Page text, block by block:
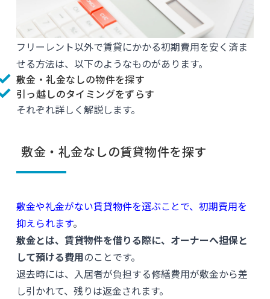
フリーレント以外で賃貸にかかる初期費用を安く済ま
せる方法は、以下のようなものがあります。
敷金・礼金なしの物件を探す
引っ越しのタイミングをずらす
それぞれ詳しく解説します。
敷金・礼金なしの賃貸物件を探す
敷金や礼金がない賃貸物件を選ぶことで、初期費用を
抑えられます。
敷金とは、賃貸物件を借りる際に、オーナーへ担保と
して預ける費用のことです。
退去時には、入居者が負担する修繕費用が敷金から差
し引かれて、残りは返金されます。